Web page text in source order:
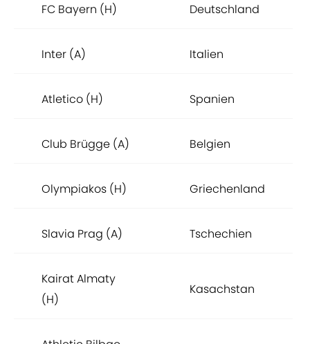
FC Bayern (H) Deutschland
Inter (A) Italien
Atletico (H) Spanien
Club Brügge (A) Belgien
Olympiakos (H) Griechenland
Slavia Prag (A) Tschechien
Kairat Almaty
(H)
Kasachstan